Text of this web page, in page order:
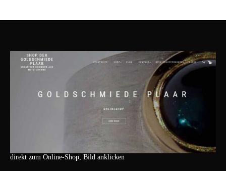
direkt zum Online-Shop, Bild anklicken